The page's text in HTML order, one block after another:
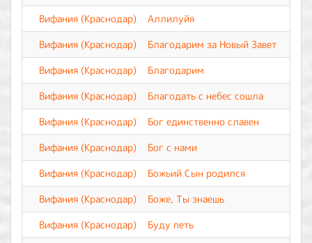
Вифания (Краснодар)
Аллилуйя
Вифания (Краснодар)
Благодарим за Новый Завет
Вифания (Краснодар)
Благодарим
Вифания (Краснодар)
Благодать с небес сошла
Вифания (Краснодар)
Бог единственно славен
Вифания (Краснодар)
Бог с нами
Вифания (Краснодар)
Божьий Сын родился
Вифания (Краснодар)
Боже, Ты знаешь
Вифания (Краснодар)
Буду петь